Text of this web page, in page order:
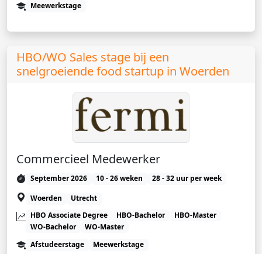
Meewerkstage
HBO/WO Sales stage bij een
snelgroeiende food startup in Woerden
Commercieel Medewerker
September 2026 10 - 26 weken
28 - 32 uur per week
Woerden
Utrecht
HBO Associate Degree
HBO-Bachelor
HBO-Master
WO-Bachelor
WO-Master
Afstudeerstage
Meewerkstage